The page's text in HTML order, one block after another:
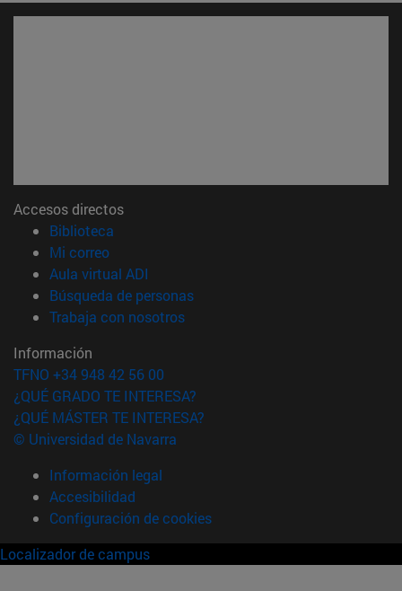
Accesos directos
Biblioteca
Mi correo(abre en nueva ventana)
Aula virtual ADI
Búsqueda de personas(abre en nueva ventana)
Trabaja con nosotros(abre en nueva ventana)
Información
TFNO +34 948 42 56 00
¿QUÉ GRADO TE INTERESA?
¿QUÉ MÁSTER TE INTERESA?
© Universidad de Navarra
Información legal
Accesibilidad
Configuración de cookies
Localizador de campus